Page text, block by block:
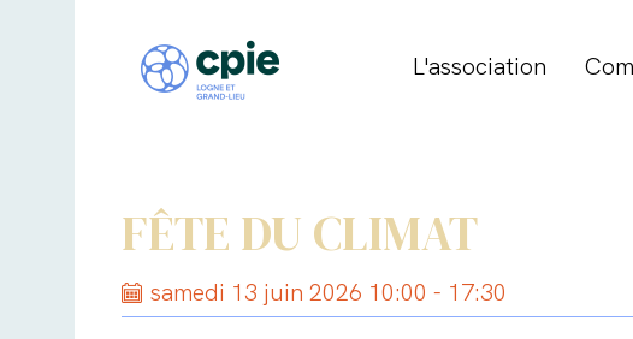
L'association
FÊTE DU CLIMAT
samedi 13 juin 2026 10:00 - 17:30